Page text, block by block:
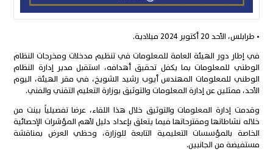
• طرابلس، الأحد 20 أكتوبر 2024 ميلادية.
في إطار دور الهيئة العامة للمعلومات في تنظيم مدخلات ومخرجات النظام
الوطني للمعلومات بما يكفل تحقيق أهدافه، استقبل مدير إدارة النظام
الوطني للمعلومات المهندس أيوب رشيد الشويخ، في مقر الهيئة، اليوم
الأحد، ممثلين عن إدارة المعلومات والتوثيق بوزارة التعليم التقني والفني.
وقدمت إدارة المعلومات والتوثيق خلال هذا اللقاء، عرضا تفصيلياً بينت من
خلاله نشاطاتها ومقترحاتها فيما يتعلق بإعداد دليل لأهم المؤشرات الإحصائية
الخاصة بالمؤسسات التعليمية التابعة للوزارة، وحظي العرض بمناقشة
مستفيضة من الجانبين.